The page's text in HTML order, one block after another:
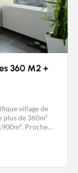
360 M2 +
village de
de 360m²
Proche
accès